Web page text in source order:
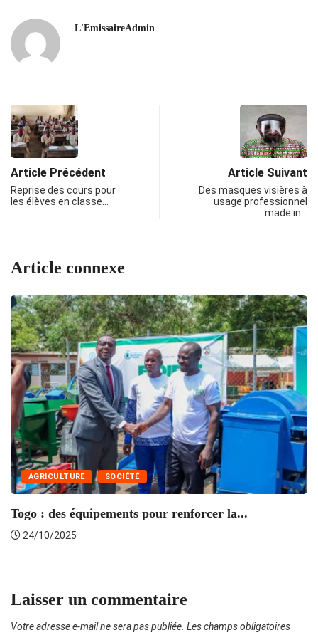
L'EmissaireAdmin
Article Précédent
Reprise des cours pour
les élèves en classe…
Article Suivant
Des masques visières à
usage professionnel
made in…
Article connexe
AGRICULTURE SOCIÉTÉ
Togo : des équipements pour renforcer la...
24/10/2025
Laisser un commentaire
Votre adresse e-mail ne sera pas publiée. Les champs obligatoires